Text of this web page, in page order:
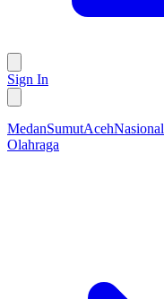
Sign In
MedanSumutAcehNasional
Olahraga